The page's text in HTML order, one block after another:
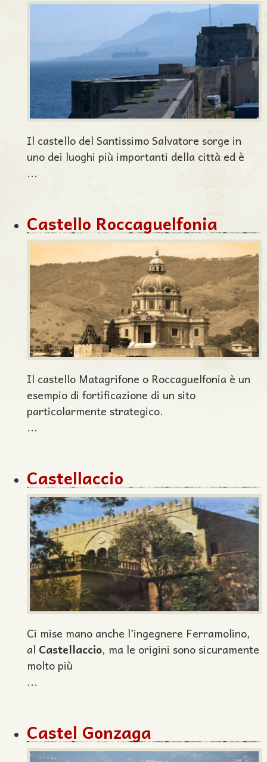
Il castello del Santissimo Salvatore sorge in
uno dei luoghi più importanti della città ed è
...
Castello Roccaguelfonia
Il castello Matagrifone o Roccaguelfonia è un
esempio di fortificazione di un sito
particolarmente strategico.
...
Castellaccio
Ci mise mano anche l’ingegnere Ferramolino,
al Castellaccio, ma le origini sono sicuramente
molto più
...
Castel Gonzaga